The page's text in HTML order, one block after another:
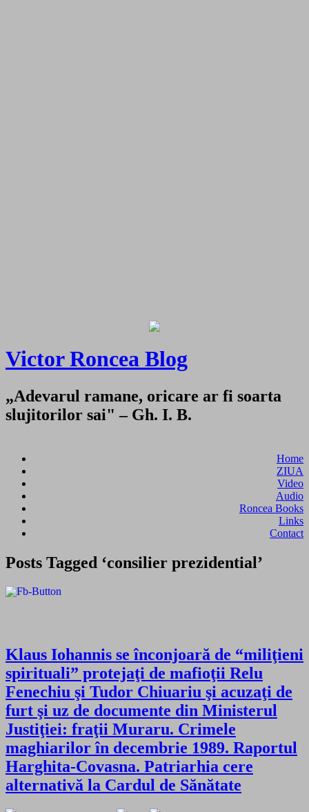
Victor Roncea Blog
„Adevarul ramane, oricare ar fi soarta
slujitorilor sai" – Gh. I. B.
Home
ZIUA
Video
Audio
Roncea Books
Links
Contact
Posts Tagged ‘consilier prezidential’
Klaus Iohannis se înconjoară de “miliţieni
spirituali” protejaţi de mafioţii Relu
Fenechiu şi Tudor Chiuariu şi acuzaţi de
furt şi uz de documente din Ministerul
Justiţiei: fraţii Muraru. Crimele
maghiarilor în decembrie 1989. Raportul
Harghita-Covasna. Patriarhia cere
alternativă la Cardul de Sănătate